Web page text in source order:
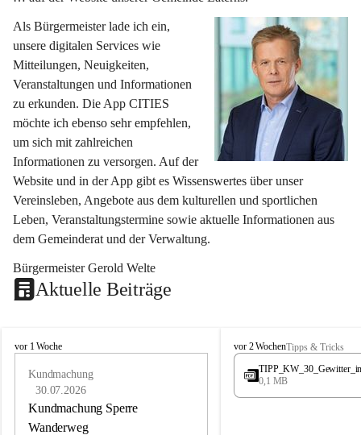
Als Bürgermeister lade ich ein,
unsere digitalen Services wie
Mitteilungen, Neuigkeiten,
Veranstaltungen und Informationen
zu erkunden. Die App CITIES
möchte ich ebenso sehr empfehlen,
um sich mit zahlreichen
Informationen zu versorgen. Auf der
Website und in der App gibt es Wissenswertes über unser
Vereinsleben, Angebote aus dem kulturellen und sportlichen
Leben, Veranstaltungstermine sowie aktuelle Informationen aus
dem Gemeinderat und der Verwaltung.
Bürgermeister Gerold Welte
Aktuelle Beiträge
L
vor 1 Woche
Kundmachung
30.07.2026
Kundmachung Sperre
Wanderweg
L
a
e
vor 2 WochenTipps & Tricks
0,1 MB